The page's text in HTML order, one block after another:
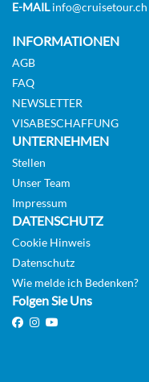
Panorama-Suite-[SP]
Deck 16
Suite
Guarantee Suite-[SV]
Suite
E-MAILinfo@cruisetour.ch
INFORMATIONEN
AGB
FAQ
NEWSLETTER
VISABESCHAFFUNG
UNTERNEHMEN
Stellen
Unser Team
Impressum
DATENSCHUTZ
Cookie Hinweis
Datenschutz
Wie melde ich Bedenken?
Folgen Sie Uns